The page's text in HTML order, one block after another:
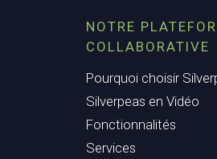
NOTRE
COLLABORATIVE
Pourquoi choisir
Silverpeas en Vidéo
Fonctionnalités
Services